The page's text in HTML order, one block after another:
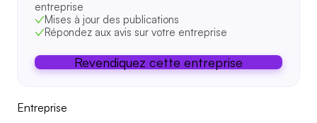
entreprise
Mises à jour des publications
Répondez aux avis sur votre entreprise
Revendiquez cette entreprise
Entreprise